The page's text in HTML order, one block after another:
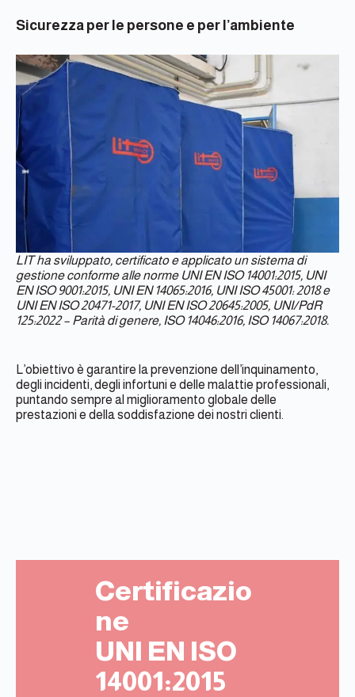
Sicurezza per le persone e per l’ambiente
LIT ha sviluppato, certificato e applicato un sistema di
gestione conforme alle norme UNI EN ISO 14001:2015, UNI
EN ISO 9001:2015, UNI EN 14065:2016, UNI ISO 45001: 2018 e
UNI EN ISO 20471-2017, UNI EN ISO 20645:2005, UNI/PdR
125:2022 – Parità di genere, ISO 14046:2016, ISO 14067:2018.
L’obiettivo è garantire la prevenzione dell’inquinamento,
degli incidenti, degli infortuni e delle malattie professionali,
puntando sempre al miglioramento globale delle
prestazioni e della soddisfazione dei nostri clienti.
Certificazio
ne
UNI EN ISO
14001:2015